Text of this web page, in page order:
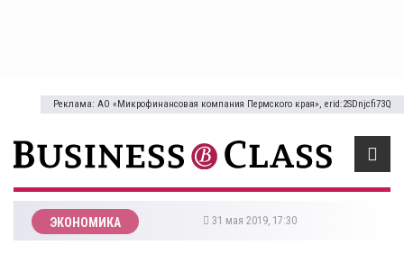
Реклама: АО «Микрофинансовая компания Пермского края», erid:2SDnjcfi73Q
ЭКОНОМИКА 31 мая 2019, 17:30